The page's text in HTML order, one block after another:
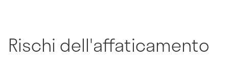
Rischi dell'affaticamento